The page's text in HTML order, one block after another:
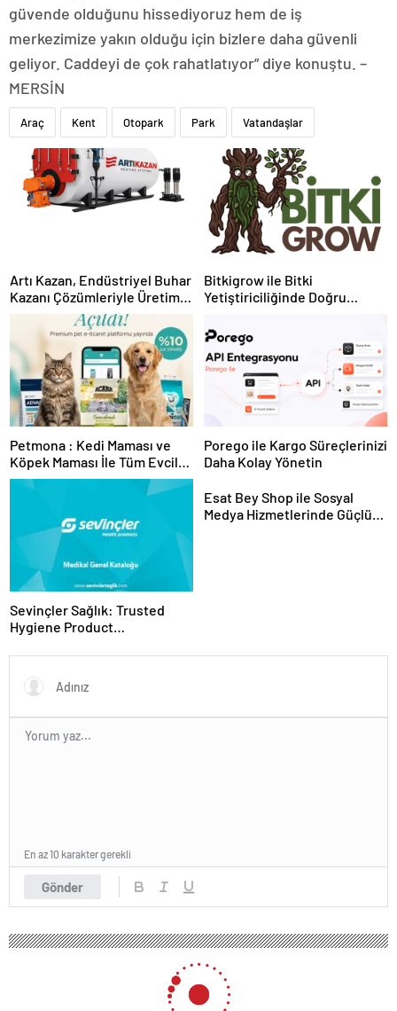
güvende olduğunu hissediyoruz hem de iş
merkezimize yakın olduğu için bizlere daha güvenli
geliyor. Caddeyi de çok rahatlatıyor” diye konuştu. –
MERSİN
Araç Kent Otopark Park Vatandaşlar
Artı Kazan, Endüstriyel Buhar
Kazanı Çözümleriyle Üretim
Tesislerine Verimli Sistemler
Sunuyor
Bitkigrow ile Bitki
Yetiştiriciliğinde Doğru
Petmona : Kedi Maması ve
Köpek Maması İle Tüm Evcil
Hayvan Ürünleri
Porego ile Kargo Süreçlerinizi
Daha Kolay Yönetin
Sevinçler Sağlık: Trusted
Hygiene Product
Esat Bey Shop ile Sosyal
Medya Hizmetlerinde Güçlü
Gönder
En az 10 karakter gerekli